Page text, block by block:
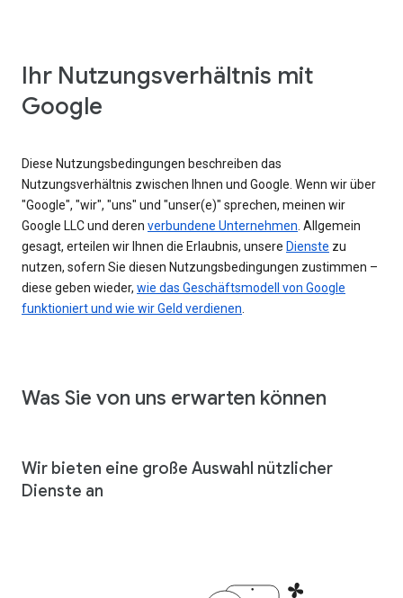
Ihr Nutzungsverhältnis mit
Google
Diese Nutzungsbedingungen beschreiben das
Nutzungsverhältnis zwischen Ihnen und Google. Wenn wir über
"Google", "wir", "uns" und "unser(e)" sprechen, meinen wir
Google LLC und deren verbundene Unternehmen . Allgemein
gesagt, erteilen wir Ihnen die Erlaubnis, unsere Dienste zu
nutzen, sofern Sie diesen Nutzungsbedingungen zustimmen –
diese geben wieder, wie das Geschäftsmodell von Google
funktioniert und wie wir Geld verdienen
Was Sie von uns erwarten können
Wir bieten eine große Auswahl nützlicher
Dienste an